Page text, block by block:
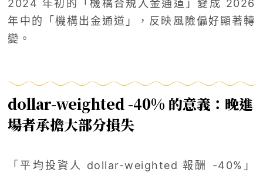
2024 年初的「機構合規入金通道」變成 2026
年中的「機構出金通道」，反映風險偏好顯著轉
變。
dollar-weighted -40% 的意義：晚進
場者承擔大部分損失
「平均投資人 dollar-weighted 報酬 -40%」